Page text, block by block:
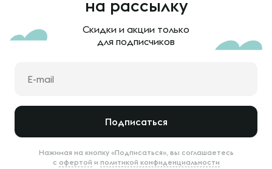
на рассылку
Скидки и акции только
для подписчиков
Подписаться
Нажимая на кнопку «Подписаться», вы соглашаетесь
с офертой и политикой конфиденциальности